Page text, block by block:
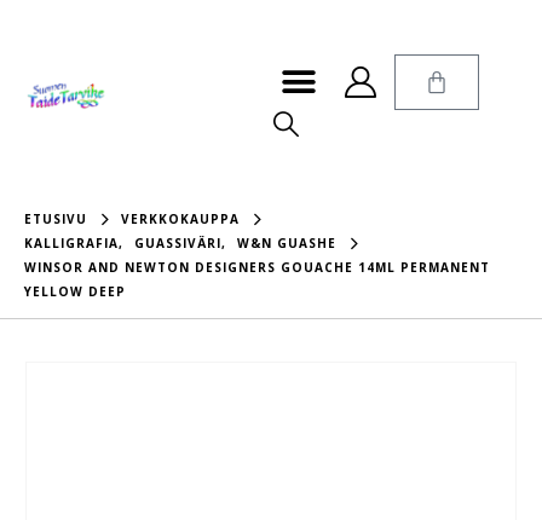
ETUSIVU
VERKKOKAUPPA
KALLIGRAFIA, GUASSIVÄRI,
W&N GUASHE
WINSOR AND NEWTON DESIGNERS GOUACHE 14ML PERMANENT
YELLOW DEEP